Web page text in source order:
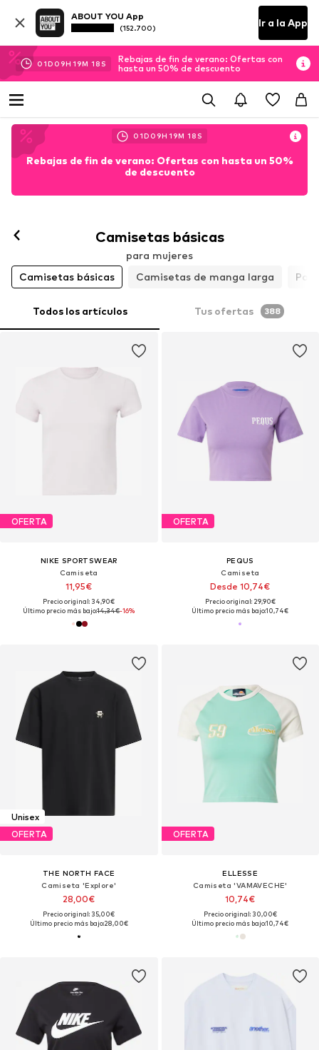
ABOUT YOU App
(152.700) Ir a la App
01D 09H 19M 17 S
Rebajas de fin de verano: Ofertas con
hasta un 50% de descuento
01D 09H 19M 17 S
Rebajas de fin de verano: Ofertas con hasta un 50%
de descuento
Camisetas básicas
para mujeres
Camisetas básicas
Camisetas de manga larga
Todos los artículos Tus ofertas 388
OFERTA
NIKE SPORTSWEAR
Camiseta
11,95€
Precio original: 34,90€
Último precio más bajo:14,34€-16%
OFERTA
PEQUS
Camiseta
Desde 10,74€
Precio original: 29,90€
Último precio más bajo:10,74€
Unisex
OFERTA
THE NORTH FACE
Camiseta 'Explore'
28,00€
Precio original: 35,00€
Último precio más bajo:28,00€
OFERTA
ELLESSE
Camiseta 'VAMAVECHE'
10,74€
Precio original: 30,00€
Último precio más bajo:10,74€